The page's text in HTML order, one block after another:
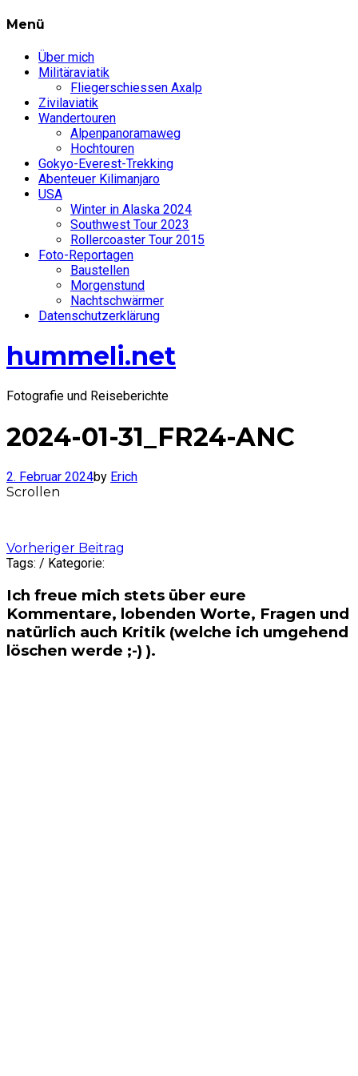
Menü
Über mich
Militäraviatik
Fliegerschiessen Axalp
Zivilaviatik
Wandertouren
Alpenpanoramaweg
Hochtouren
Gokyo-Everest-Trekking
Abenteuer Kilimanjaro
USA
Winter in Alaska 2024
Southwest Tour 2023
Rollercoaster Tour 2015
Foto-Reportagen
Baustellen
Morgenstund
Nachtschwärmer
Datenschutzerklärung
hummeli.net
Fotografie und Reiseberichte
2024-01-31_FR24-ANC
2. Februar 2024by Erich
Scrollen
Post
navigation
Vorheriger Beitrag
Tags: / Kategorie:
Ich freue mich stets über eure
Kommentare, lobenden Worte, Fragen und
natürlich auch Kritik (welche ich umgehend
löschen werde ;-) ).